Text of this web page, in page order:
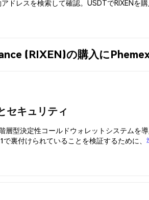
ドレスを検索して確認。USDTでRIXENを
(RIXEN)の購入に
セキュリティ
層型決定性コールドウォレットシステムを
で裏付けられていることを検証するために、